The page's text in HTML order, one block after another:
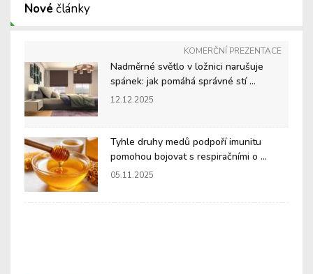
Nové články
KOMERČNÍ PREZENTACE
Nadměrné světlo v ložnici narušuje
spánek: jak pomáhá správné stí ...
12.12.2025
Tyhle druhy medů podpoří imunitu
pomohou bojovat s respiračními o ...
05.11.2025